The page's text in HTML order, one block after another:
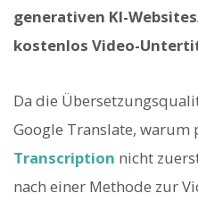
generativen KI-
kostenlos Video-
Da die
Google Translate, warum
Transcription nicht
nach einer Methode zur